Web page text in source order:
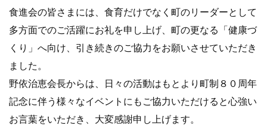
食進会の皆さまには、食育だけでなく町のリーダーとして
多方面でのご活躍にお礼を申し上げ、町の更なる「健康づ
くり」へ向け、引き続きのご協力をお願いさせていただき
ました。
野依治恵会長からは、日々の活動はもとより町制８０周年
記念に伴う様々なイベントにもご協力いただけると心強い
お言葉をいただき、大変感謝申し上げます。